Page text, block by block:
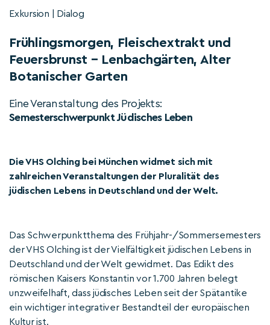
Exkursion | Dialog
Frühlingsmorgen, Fleischextrakt und
Feuersbrunst – Lenbachgärten, Alter
Botanischer Garten
Eine Veranstaltung des Projekts:
Semesterschwerpunkt Jüdisches Leben
Die VHS Olching bei München widmet sich mit
zahlreichen Veranstaltungen der Pluralität des
jüdischen Lebens in Deutschland und der Welt.
Das Schwerpunktthema des Frühjahr-/Sommersemesters
der VHS Olching ist der Vielfältigkeit jüdischen Lebens in
Deutschland und der Welt gewidmet. Das Edikt des
römischen Kaisers Konstantin vor 1.700 Jahren belegt
unzweifelhaft, dass jüdisches Leben seit der Spätantike
ein wichtiger integrativer Bestandteil der europäischen
Kultur ist.